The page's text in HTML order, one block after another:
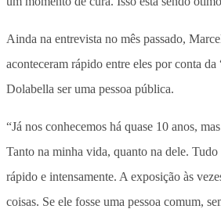
Ainda na entrevista no mês passado,
aconteceram rápido entre eles por conta da
Dolabella ser uma pessoa pública.
“Já nos conhecemos há quase 10 anos,
Tanto na minha vida, quanto na dele.
rápido e intensamente. A exposição às
coisas. Se ele fosse uma pessoa comum,